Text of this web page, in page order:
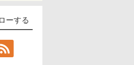
ーする